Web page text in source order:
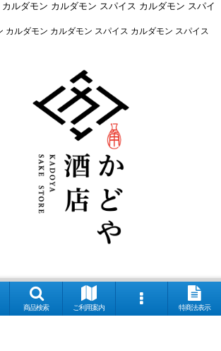
ルダモン カルダモン スパイス カルダモン スパイ
カルダモン カルダモン スパイス カルダモン スパイス
商品検索 ご利用案内 特商法表示